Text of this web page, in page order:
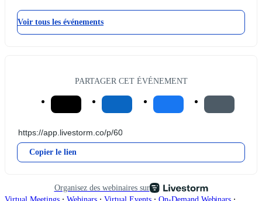
Voir tous les événements
PARTAGER CET ÉVÉNEMENT
Copier le lien
Organisez des webinaires sur
∙ ∙ ∙ ∙